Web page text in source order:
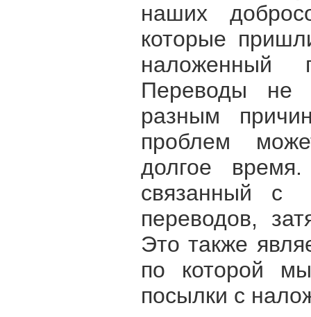
наших
которые
наложенный
Переводы не
разным
проблем
долгое
связанный с
переводов,
Это также
по которой
посылки с